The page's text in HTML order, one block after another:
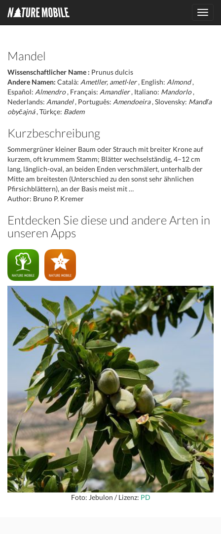
Mandel
Wissenschaftlicher Name : Prunus dulcis
Andere Namen: Català: Ametller, ametl·ler, English: Almond,
Español: Almendro, Français: Amandier, Italiano: Mandorlo,
Nederlands: Amandel, Português: Amendoeira, Slovensky: Mandľa
obyčajná, Türkçe: Badem
Kurzbeschreibung
Sommergrüner kleiner Baum oder Strauch mit breiter Krone auf
kurzem, oft krummem Stamm; Blätter wechselständig, 4–12 cm
lang, länglich-oval, an beiden Enden verschmälert, unterhalb der
Mitte am breitesten (Unterschied zu den sonst sehr ähnlichen
Pfirsichblättern), an der Basis meist mit …
Author: Bruno P. Kremer
Entdecken Sie diese und andere Arten in
unseren Apps
Foto: Jebulon / Lizenz: PD